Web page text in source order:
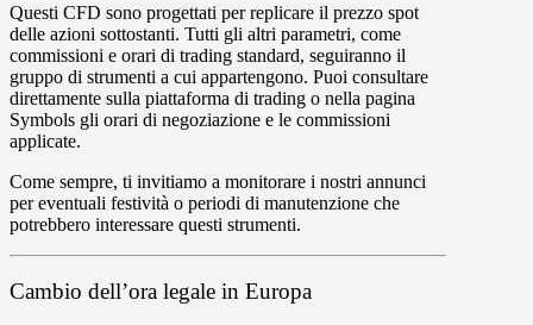
Questi CFD sono progettati per replicare il prezzo spot
delle azioni sottostanti. Tutti gli altri parametri, come
commissioni e orari di trading standard, seguiranno il
gruppo di strumenti a cui appartengono. Puoi consultare
direttamente sulla piattaforma di trading o nella pagina
Symbols gli orari di negoziazione e le commissioni
applicate.
Come sempre, ti invitiamo a monitorare i nostri annunci
per eventuali festività o periodi di manutenzione che
potrebbero interessare questi strumenti.
Cambio dell’ora legale in Europa